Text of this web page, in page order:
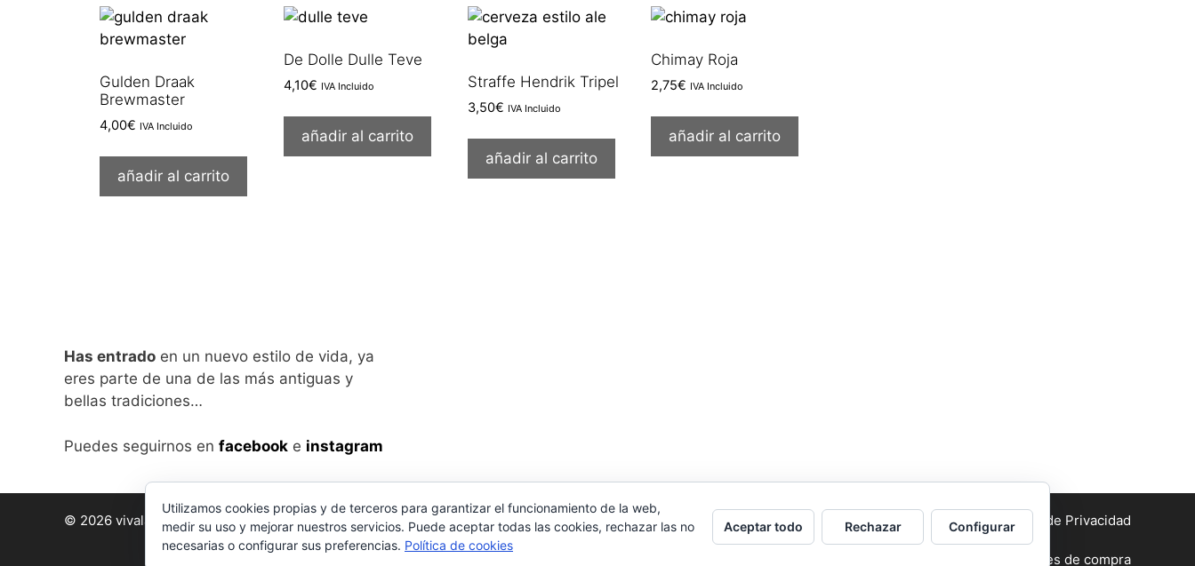
Gulden Draak
Brewmaster
4,00€ IVA Incluido
añadir al carrito
De Dolle Dulle Teve
4,10€ IVA Incluido
añadir al carrito
Straffe Hendrik Tripel
3,50€ IVA Incluido
añadir al carrito
Chimay Roja
2,75€ IVA Incluido
añadir al carrito
Has entrado en un nuevo estilo de vida, ya
eres parte de una de las más antiguas y
bellas tradiciones…
Puedes seguirnos en facebook e instagram
Aviso legal y Política de Privacidad
Condiciones generales de compra
© 2026 vivalabirra • Creado con GeneratePress
Utilizamos cookies propias y de terceros para garantizar el funcionamiento de la web,
medir su uso y mejorar nuestros servicios. Puede aceptar todas las cookies, rechazar las no
necesarias o configurar sus preferencias. Política de cookies
Aceptar todo Rechazar Configurar